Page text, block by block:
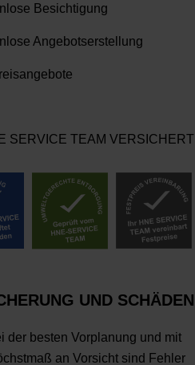
Besichtigung
Angebotserstellung
SERVICE TEAM VERSICHERT
UND SCHÄDEN
der besten Vorplanung und mit
an Vorsicht sind Fehler